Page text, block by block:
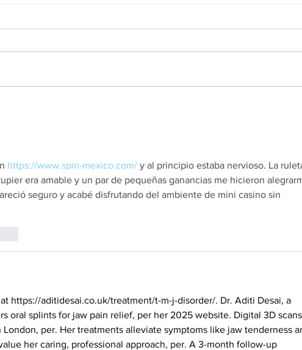
https://www.spin-mexico.com/ y al principio estaba nervioso. La
era amable y un par de pequeñas ganancias me hicieron
seguro y acabé disfrutando del ambiente de mini casino sin
https://aditidesai.co.uk/treatment/t-m-j-disorder/. Dr. Aditi Desai, a
oral splints for jaw pain relief, per her 2025 website. Digital 3D scans
per. Her treatments alleviate symptoms like jaw tenderness
her caring, professional approach, per. A 3-month follow-up